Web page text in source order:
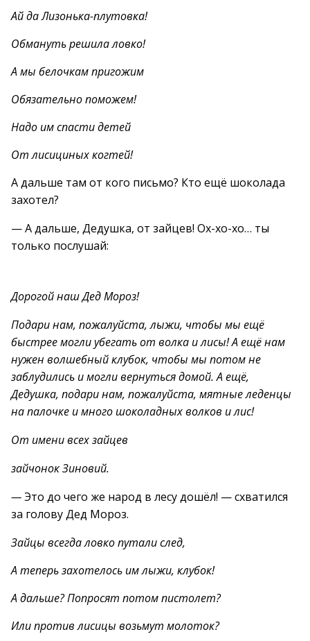
Ай да Лизонька-плутовка!
Обмануть решила ловко!
А мы белочкам пригожим
Обязательно поможем!
Надо им спасти детей
От лисициных когтей!
А дальше там от кого письмо? Кто ещё шоколада
захотел?
— А дальше, Дедушка, от зайцев! Ох-хо-хо… ты
только послушай:
Дорогой наш Дед Мороз!
Подари нам, пожалуйста, лыжи, чтобы мы ещё
быстрее могли убегать от волка и лисы! А ещё нам
нужен волшебный клубок, чтобы мы потом не
заблудились и могли вернуться домой. А ещё,
Дедушка, подари нам, пожалуйста, мятные леденцы
на палочке и много шоколадных волков и лис!
От имени всех зайцев
зайчонок Зиновий.
—Это до чего же народ в лесу дошёл! — схватился
за голову Дед Мороз.
Зайцы всегда ловко путали след,
А теперь захотелось им лыжи, клубок!
А дальше? Попросят потом пистолет?
Или против лисицы возьмут молоток?